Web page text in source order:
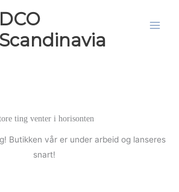
DCO
Scandinavia
ting venter i horisonten
Butikken vår er under arbeid og lanseres
snart!